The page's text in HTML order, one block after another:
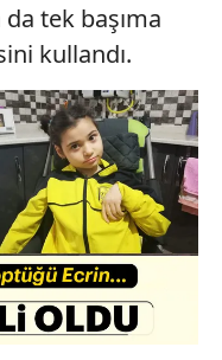
da tek başıma
kullandı.